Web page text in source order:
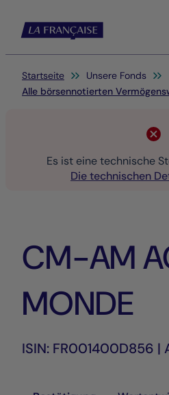
Sie befinden sich hier:
Startseite
Unsere Fonds
Alle börsennotierten
Es ist eine technische
Die technischen
CM-AM
MONDE
ISIN: FR001400D856 |